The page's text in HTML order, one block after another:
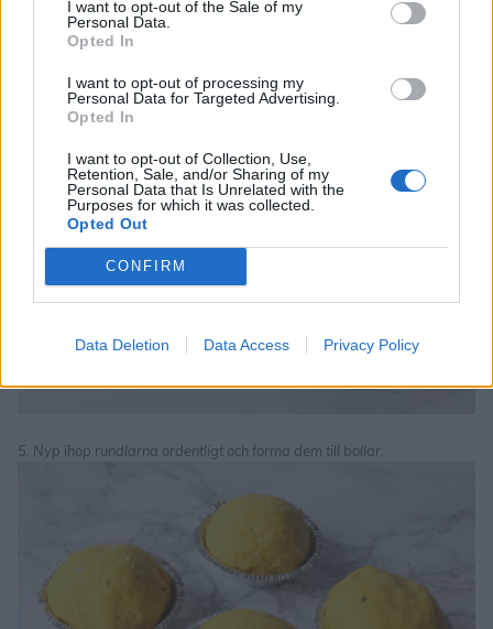
I want to opt-out of the Sale of my
Personal Data.
Opted In
I want to opt-out of processing my
Personal Data for Targeted Advertising.
Opted In
I want to opt-out of Collection, Use,
Retention, Sale, and/or Sharing of my
Personal Data that Is Unrelated with the
Purposes for which it was collected.
Opted Out
CONFIRM
Data Deletion Data Access Privacy Policy
5. Nyp ihop rundlarna ordentligt och forma dem till bollar.